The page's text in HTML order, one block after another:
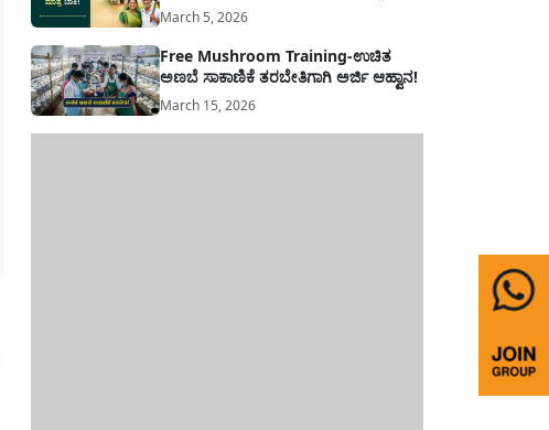
March 5, 2026
Free Mushroom Training-ಉಚಿತ
ಅಣಬೆ ಸಾಕಾಣಿಕೆ ತರಬೇತಿಗಾಗಿ ಅರ್ಜಿ ಆಹ್ವಾನ!
March 15, 2026